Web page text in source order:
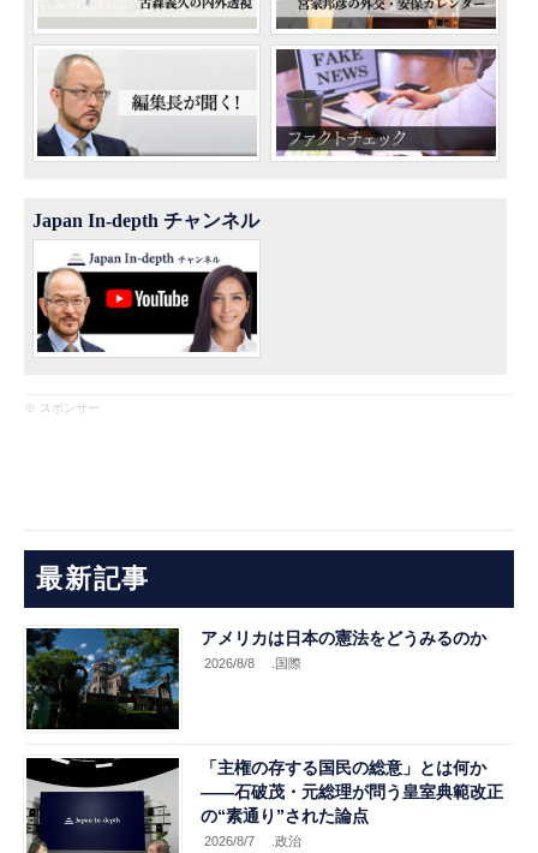
Japan In-depth チャンネル
※ スポンサー
最新記事
アメリカは日本の憲法をどうみるのか
2026/8/8 .国際
「主権の存する国民の総意」とは何か
――石破茂・元総理が問う皇室典範改正
の“素通り”された論点
2026/8/7 .政治